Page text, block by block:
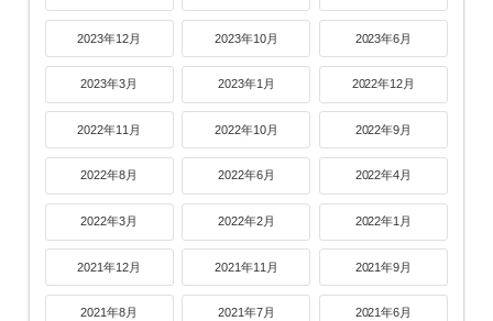
2023年12月 2023年10月 2023年6月
2023年3月 2023年1月 2022年12月
2022年11月 2022年10月 2022年9月
2022年8月 2022年6月 2022年4月
2022年3月 2022年2月 2022年1月
2021年12月 2021年11月 2021年9月
2021年8月 2021年7月 2021年6月